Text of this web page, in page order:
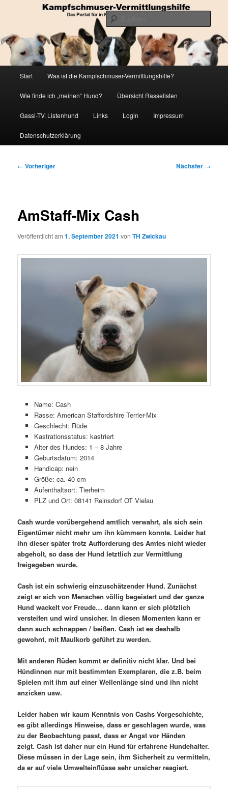
springenKampfschmuser-Vermittlungshilfe
Die Datenbank für in Not geratene Listenhunde
Start Was ist die Kampfschmuser-Vermittlungshilfe?
Wie finde ich „meinen“ Hund? Übersicht Rasselisten
Gassi-TV: Listenhund Links Login Impressum
Datenschutzerklärung
Beitragsnavigation
← Vorheriger Nächster →
AmStaff-Mix Cash
Veröffentlicht am1. September 2021 vonTH Zwickau
Name: Cash
Rasse: American Staffordshire Terrier-Mix
Geschlecht: Rüde
Kastrationsstatus: kastriert
Alter des Hundes: 1 – 8 Jahre
Geburtsdatum: 2014
Handicap: nein
Größe: ca. 40 cm
Aufenthaltsort: Tierheim
PLZ und Ort: 08141 Reinsdorf OT Vielau
Cash wurde vorübergehend amtlich verwahrt, als sich sein
Eigentümer nicht mehr um ihn kümmern konnte. Leider hat
ihn dieser später trotz Aufforderung des Amtes nicht wieder
abgeholt, so dass der Hund letztlich zur Vermittlung
freigegeben wurde.
Cash ist ein schwierig einzuschätzender Hund. Zunächst
zeigt er sich von Menschen völlig begeistert und der ganze
Hund wackelt vor Freude… dann kann er sich plötzlich
versteifen und wird unsicher. In diesen Momenten kann er
dann auch schnappen / beißen. Cash ist es deshalb
gewohnt, mit Maulkorb geführt zu werden.
Mit anderen Rüden kommt er definitiv nicht klar. Und bei
Hündinnen nur mit bestimmten Exemplaren, die z.B. beim
Spielen mit ihm auf einer Wellenlänge sind und ihn nicht
anzicken usw.
Leider haben wir kaum Kenntnis von Cashs Vorgeschichte,
es gibt allerdings Hinweise, dass er geschlagen wurde, was
zu der Beobachtung passt, dass er Angst vor Händen
zeigt. Cash ist daher nur ein Hund für erfahrene Hundehalter.
Diese müssen in der Lage sein, ihm Sicherheit zu vermitteln,
da er auf viele Umwelteinflüsse sehr unsicher reagiert.